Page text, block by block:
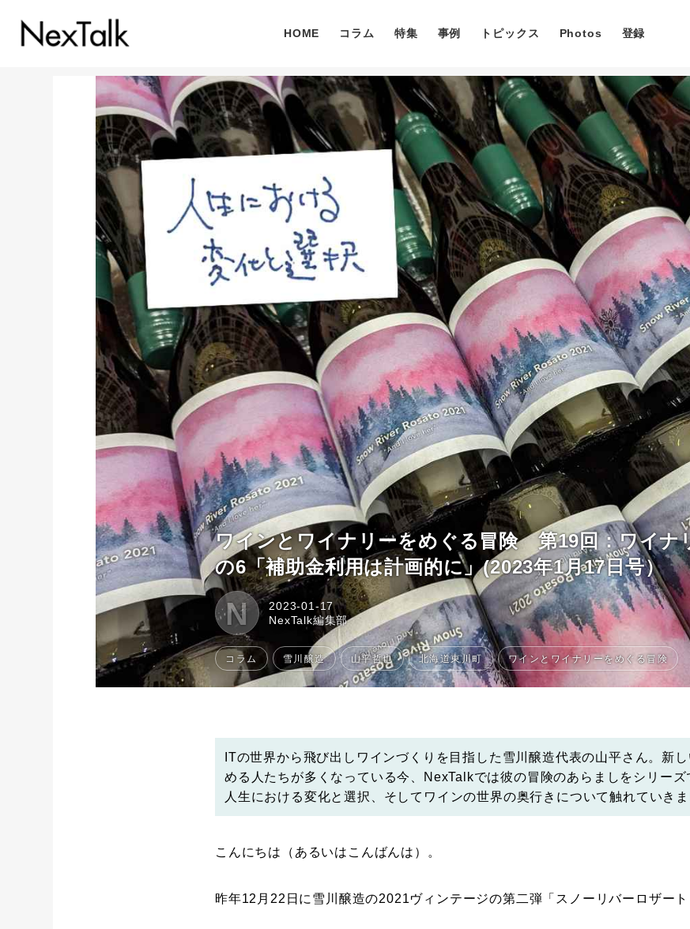
コラム
特集
事例
運営会社
HOME コラム 特集 事例 トピックス Photos 登録
ワインとワイナリーをめぐる冒険 第19回：ワイナ
の6「補助金利用は計画的に」(2023年1月17日号）
N
2023-01-17
NexTalk編集部
コラム 雪川醸造 山平哲也 北海道東川町 ワインとワイナリーをめぐる冒険
ITの世界から飛び出しワインづくりを目指した雪川醸造代表の山平さん。新
める人たちが多くなっている今、NexTalkでは彼の冒険のあらましをシリーズ
人生における変化と選択、そしてワインの世界の奥行きについて触れていきま
こんにちは（あるいはこんばんは）。
昨年12月22日に雪川醸造の2021ヴィンテージの第二弾「スノーリバーロザート